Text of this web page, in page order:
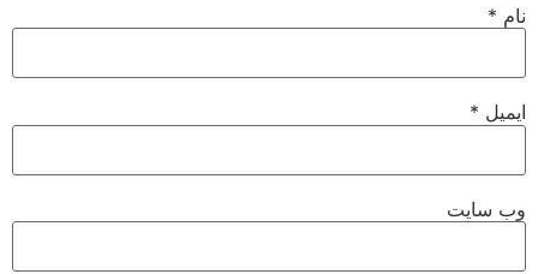
نام *
ایمیل *
وب‌ سایت